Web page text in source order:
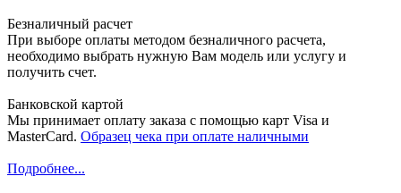
Безналичный расчет
При выборе оплаты методом безналичного расчета,
необходимо выбрать нужную Вам модель или услугу и
получить счет.
Банковской картой
Мы принимает оплату заказа с помощью карт Visa и
MasterCard. Образец чека при оплате наличными
Подробнее...